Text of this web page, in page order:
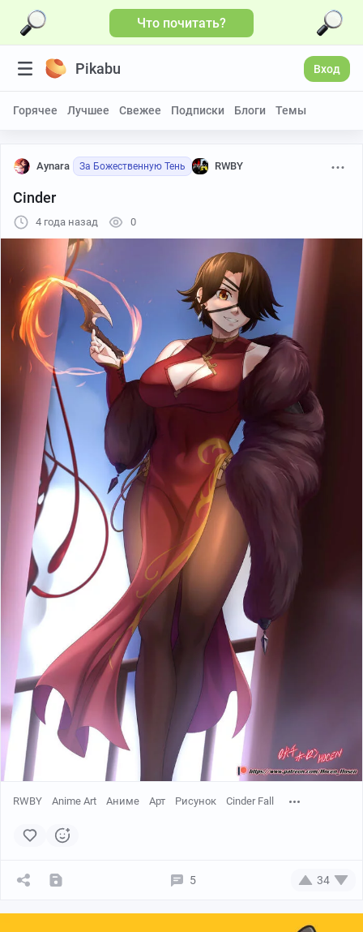
Что почитать?
Pikabu Вход
Горячее Лучшее Свежее Подписки Блоги Темы
Aynara За Божественную Тень RWBY
Cinder
4 года назад 0
RWBY Anime Art Аниме Арт Рисунок Cinder Fall
5 34